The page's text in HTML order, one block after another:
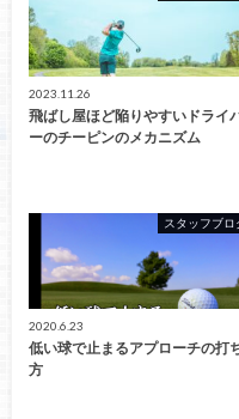
2023.11.26
飛ばし屋ほど陥りやすいドライ
ーのチーピンのメカニズム
スタッフブロ
2020.6.23
低い球で止まるアプローチの打
方